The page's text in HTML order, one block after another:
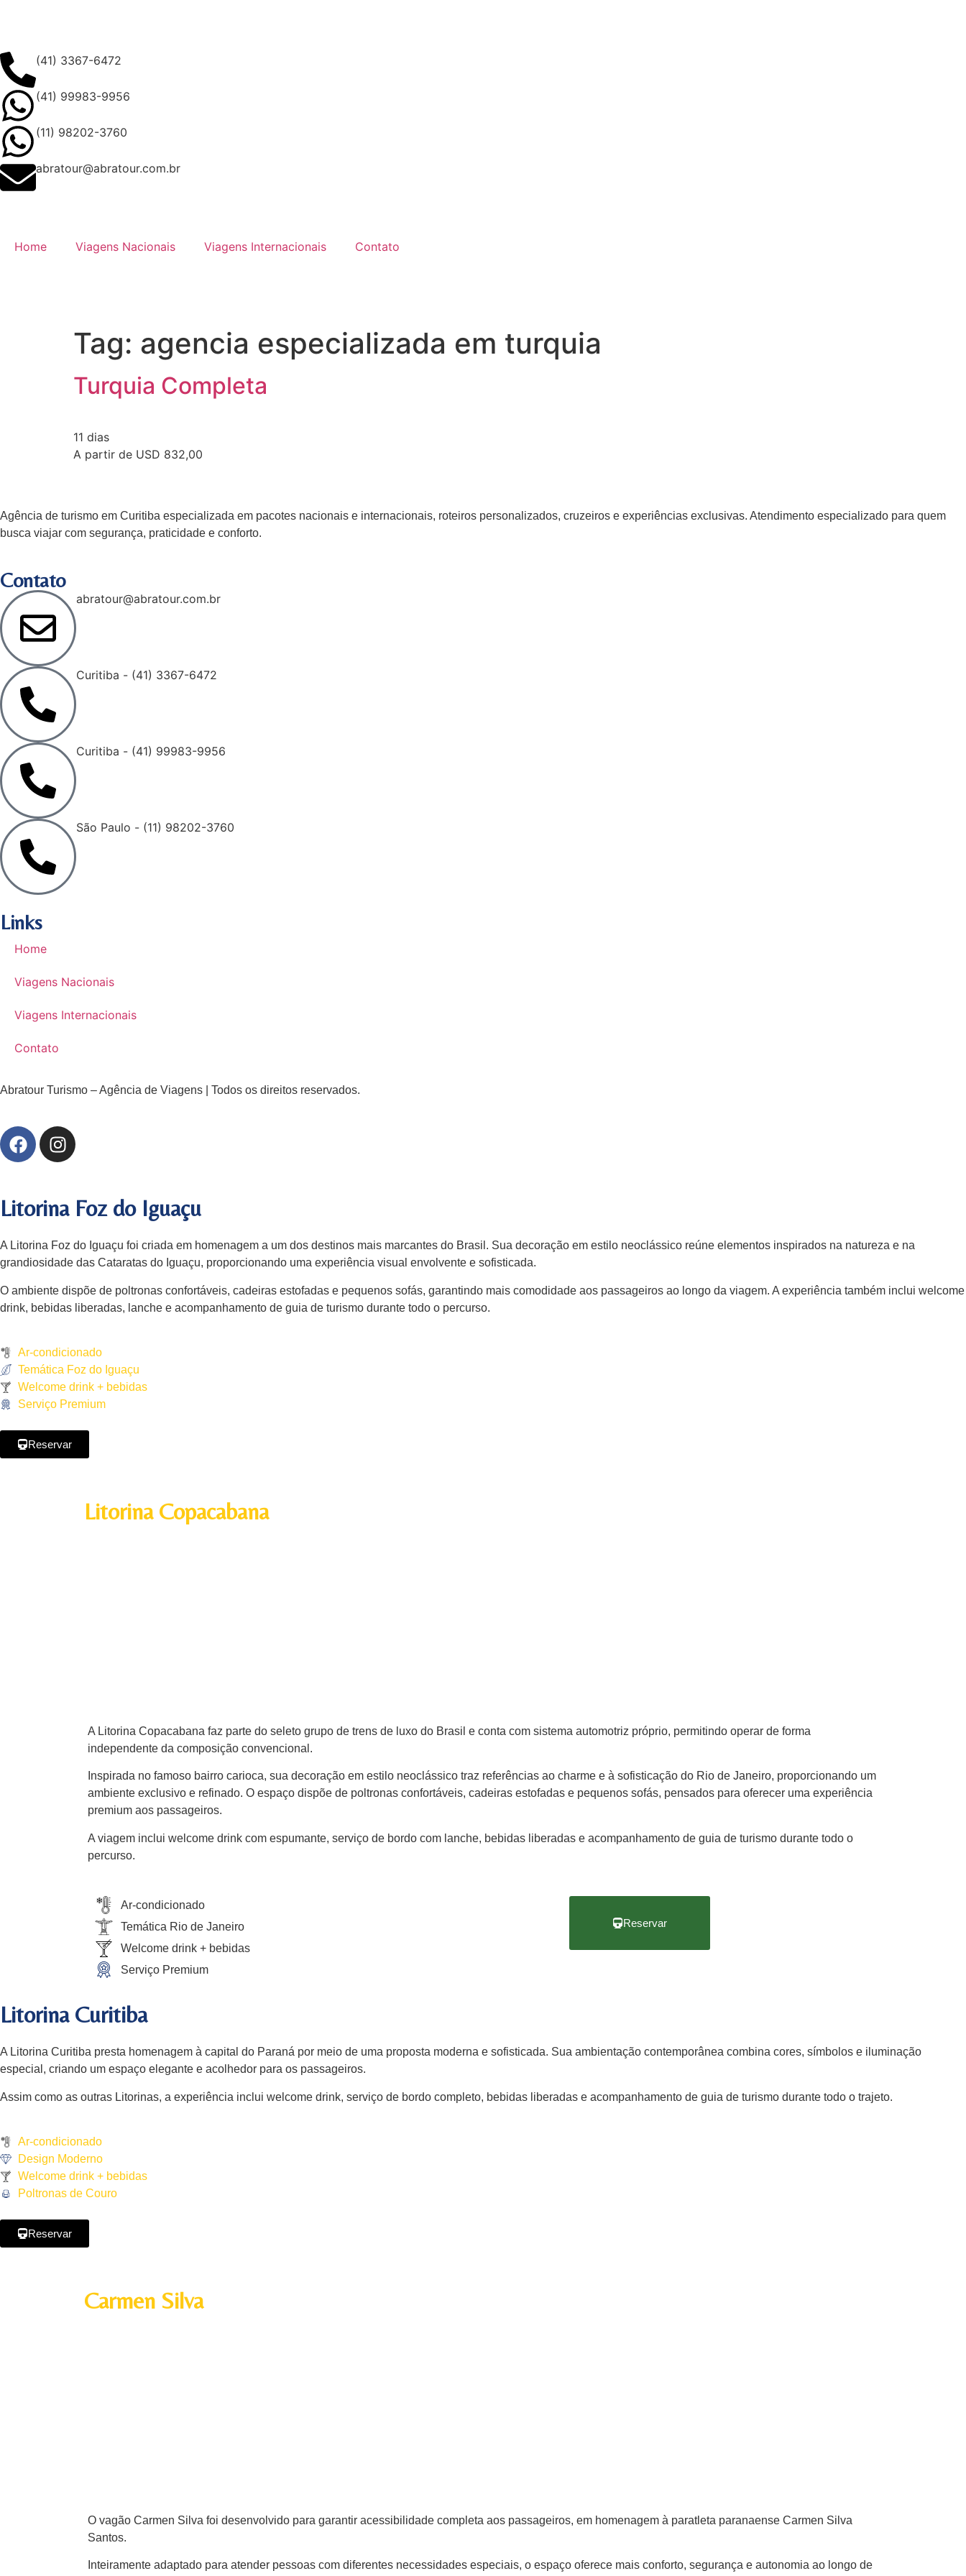
(41) 3367-6472
(41) 99983-9956
(11) 98202-3760
abratour@abratour.com.br
Home Viagens Nacionais Viagens Internacionais Contato
Tag: agencia especializada em turquia
Turquia Completa
11 dias
A partir de USD 832,00
Agência de turismo em Curitiba especializada em pacotes nacionais e internacionais, roteiros personalizados, cruzeiros e experiências exclusivas. Atendimento especializado para quem
busca viajar com segurança, praticidade e conforto.
Contato
abratour@abratour.com.br
Curitiba - (41) 3367-6472
Curitiba - (41) 99983-9956
São Paulo - (11) 98202-3760
Links
Home
Viagens Nacionais
Viagens Internacionais
Contato
Abratour Turismo – Agência de Viagens | Todos os direitos reservados.
Litorina Foz do Iguaçu
A Litorina Foz do Iguaçu foi criada em homenagem a um dos destinos mais marcantes do Brasil. Sua decoração em estilo neoclássico reúne elementos inspirados na natureza e na
grandiosidade das Cataratas do Iguaçu, proporcionando uma experiência visual envolvente e sofisticada.
O ambiente dispõe de poltronas confortáveis, cadeiras estofadas e pequenos sofás, garantindo mais comodidade aos passageiros ao longo da viagem. A experiência também inclui welcome
drink, bebidas liberadas, lanche e acompanhamento de guia de turismo durante todo o percurso.
Ar-condicionado
Temática Foz do Iguaçu
Welcome drink + bebidas
Serviço Premium
Reservar
Litorina Copacabana
A Litorina Copacabana faz parte do seleto grupo de trens de luxo do Brasil e conta com sistema automotriz próprio, permitindo operar de forma
independente da composição convencional.
Inspirada no famoso bairro carioca, sua decoração em estilo neoclássico traz referências ao charme e à sofisticação do Rio de Janeiro, proporcionando um
ambiente exclusivo e refinado. O espaço dispõe de poltronas confortáveis, cadeiras estofadas e pequenos sofás, pensados para oferecer uma experiência
premium aos passageiros.
A viagem inclui welcome drink com espumante, serviço de bordo com lanche, bebidas liberadas e acompanhamento de guia de turismo durante todo o
percurso.
Ar-condicionado
Temática Rio de Janeiro
Welcome drink + bebidas
Serviço Premium
Reservar
Litorina Curitiba
A Litorina Curitiba presta homenagem à capital do Paraná por meio de uma proposta moderna e sofisticada. Sua ambientação contemporânea combina cores, símbolos e iluminação
especial, criando um espaço elegante e acolhedor para os passageiros.
Assim como as outras Litorinas, a experiência inclui welcome drink, serviço de bordo completo, bebidas liberadas e acompanhamento de guia de turismo durante todo o trajeto.
Ar-condicionado
Design Moderno
Welcome drink + bebidas
Poltronas de Couro
Reservar
Carmen Silva
O vagão Carmen Silva foi desenvolvido para garantir acessibilidade completa aos passageiros, em homenagem à paratleta paranaense Carmen Silva
Santos.
Inteiramente adaptado para atender pessoas com diferentes necessidades especiais, o espaço oferece mais conforto, segurança e autonomia ao longo de